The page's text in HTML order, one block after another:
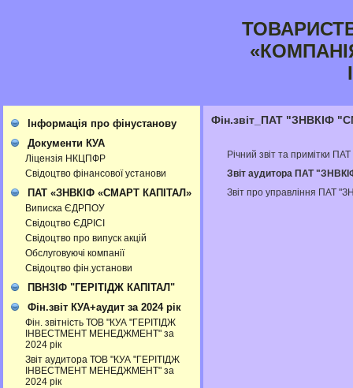
Інформація про фінустанову
Документи КУА
Ліцензія НКЦПФР
Свідоцтво фінансової установи
ПАТ «ЗНВКІФ «СМАРТ КАПІТАЛ»
Виписка ЄДРПОУ
Свідоцтво ЄДРІСІ
Свідоцтво про випуск акцій
Обслуговуючі компанії
Свідоцтво фін.установи
ПВНЗІФ "ГЕРІТІДЖ КАПІТАЛ"
Фін.звіт КУА+аудит за 2024 рік
Фін. звітність ТОВ "КУА "ГЕРІТІДЖ
ІНВЕСТМЕНТ МЕНЕДЖМЕНТ" за
2024 рік
Звіт аудитора ТОВ "КУА "ГЕРІТІДЖ
ІНВЕСТМЕНТ МЕНЕДЖМЕНТ" за
2024 рік
Фін.звіт_ПАТ "ЗНВКІФ
Річний звіт та примітки
Звіт аудитора ПАТ
Звіт про управління ПАТ